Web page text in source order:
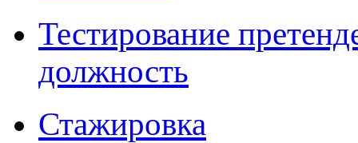
Тестирование
должность
Стажировка